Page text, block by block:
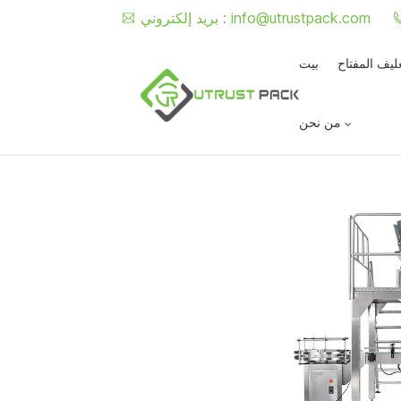
بريد إلكتروني : info@utrustpack.com
بيت المفتاح
من نحن